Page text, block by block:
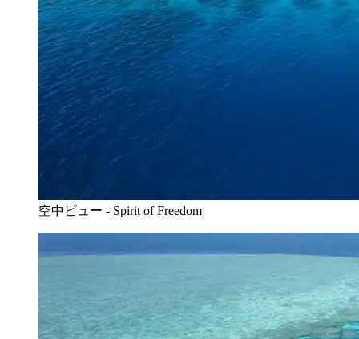
空中ビュー - Spirit of Freedom